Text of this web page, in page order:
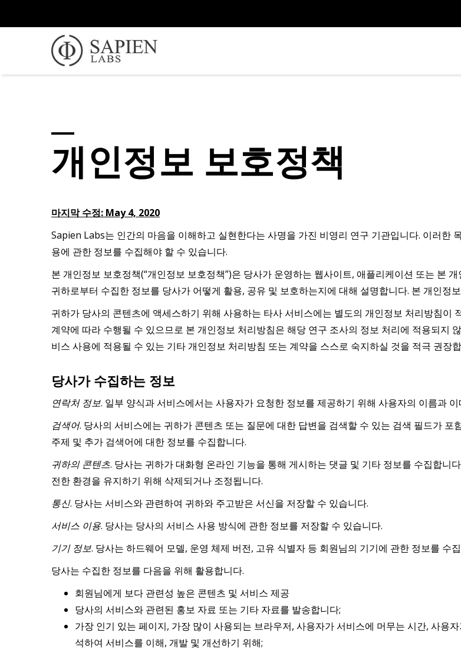
개인정보 보호정책
마지막 수정: May 4, 2020
Sapien Labs는 인간의 마음을 이해하고 실현한다는 사명을 가진 비영리 연구 기관입니다. 이러한
용에 관한 정보를 수집해야 할 수 있습니다.
본 개인정보 보호정책(“개인정보 보호정책”)은 당사가 운영하는 웹사이트, 애플리케이션 또는 본
귀하로부터 수집한 정보를 당사가 어떻게 활용, 공유 및 보호하는지에 대해 설명합니다. 본 개인정
귀하가 당사의 콘텐츠에 액세스하기 위해 사용하는 타사 서비스에는 별도의 개인정보 처리방침이
계약에 따라 수행될 수 있으므로 본 개인정보 처리방침은 해당 연구 조사의 정보 처리에 적용되지
비스 사용에 적용될 수 있는 기타 개인정보 처리방침 또는 계약을 스스로 숙지하실 것을 적극 권장
당사가 수집하는 정보
연락처 정보. 일부 양식과 서비스에서는 사용자가 요청한 정보를 제공하기 위해 사용자의 이름과
검색어. 당사의 서비스에는 귀하가 콘텐츠 또는 질문에 대한 답변을 검색할 수 있는 검색 필드가
주제 및 추가 검색어에 대한 정보를 수집합니다.
귀하의 콘텐츠. 당사는 귀하가 대화형 온라인 기능을 통해 게시하는 댓글 및 기타 정보를 수집합니
전한 환경을 유지하기 위해 삭제되거나 조정됩니다.
통신. 당사는 서비스와 관련하여 귀하와 주고받은 서신을 저장할 수 있습니다.
서비스 이용. 당사는 당사의 서비스 사용 방식에 관한 정보를 저장할 수 있습니다.
기기 정보. 당사는 하드웨어 모델, 운영 체제 버전, 고유 식별자 등 회원님의 기기에 관한 정보를 수
당사는 수집한 정보를 다음을 위해 활용합니다.
회원님에게 보다 관련성 높은 콘텐츠 및 서비스 제공
당사의 서비스와 관련된 홍보 자료 또는 기타 자료를 발송합니다;
가장 인기 있는 페이지, 가장 많이 사용되는 브라우저, 사용자가 서비스에 머무는 시간, 사용
석하여 서비스를 이해, 개발 및 개선하기 위해;